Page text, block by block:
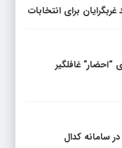
برای انتخابات
غافلگیر